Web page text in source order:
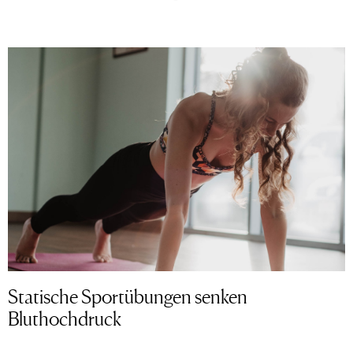
Statische Sportübungen senken
Bluthochdruck